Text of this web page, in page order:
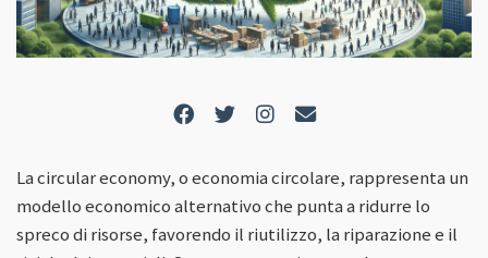
La circular economy, o economia circolare, rappresenta un
modello economico alternativo che punta a ridurre lo
spreco di risorse, favorendo il riutilizzo, la riparazione e il